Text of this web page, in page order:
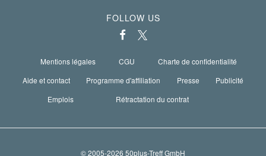
FOLLOW US
Mentions légales CGU
Charte de confidentialité
Aide et contact
Programme d'affiliation Presse
Publicité
Emplois
Rétractation du contrat
© 2005-2026 50plus-Treff GmbH